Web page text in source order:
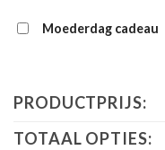
Moederdag cadeau
PRODUCTPRIJS:
TOTAAL OPTIES: